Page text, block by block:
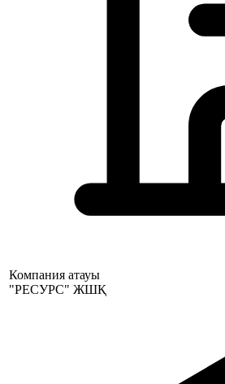
Компания атауы
"РЕСУРС" ЖШҚ